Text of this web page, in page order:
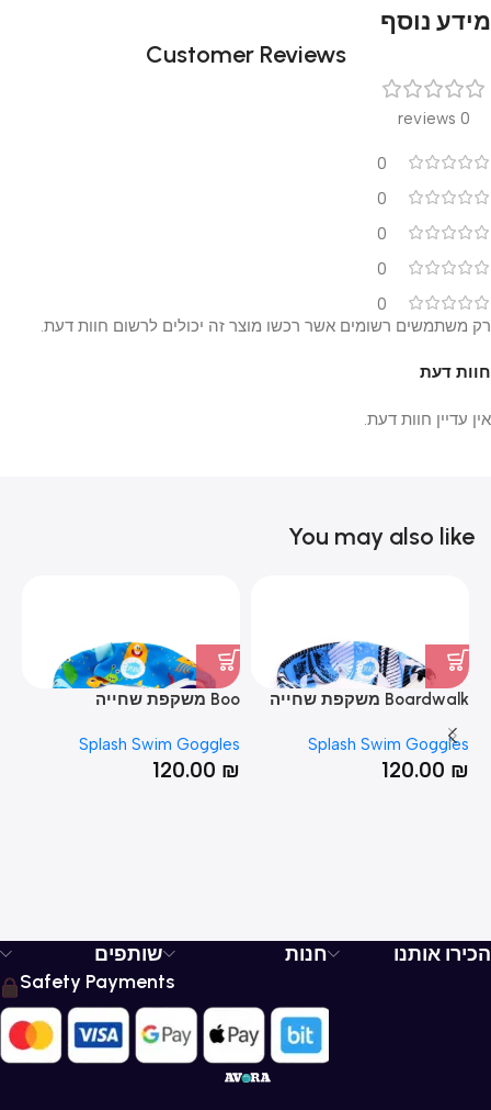
מידע נוסף
Customer Reviews
0 reviews
0
0
0
0
0
חוות דעת
אין עדיין חוות דעת.
רק משתמשים רשומים אשר רכשו מוצר זה יכולים לרשום חוות דעת.
You may also like
Boardwalk משקפת שחייה
Splash Swim Goggles
120.00 ₪
Boo משקפת שחייה
Splash Swim Goggles
120.00 ₪
הכירו אותנו חנות
שותפים
Safety Payments